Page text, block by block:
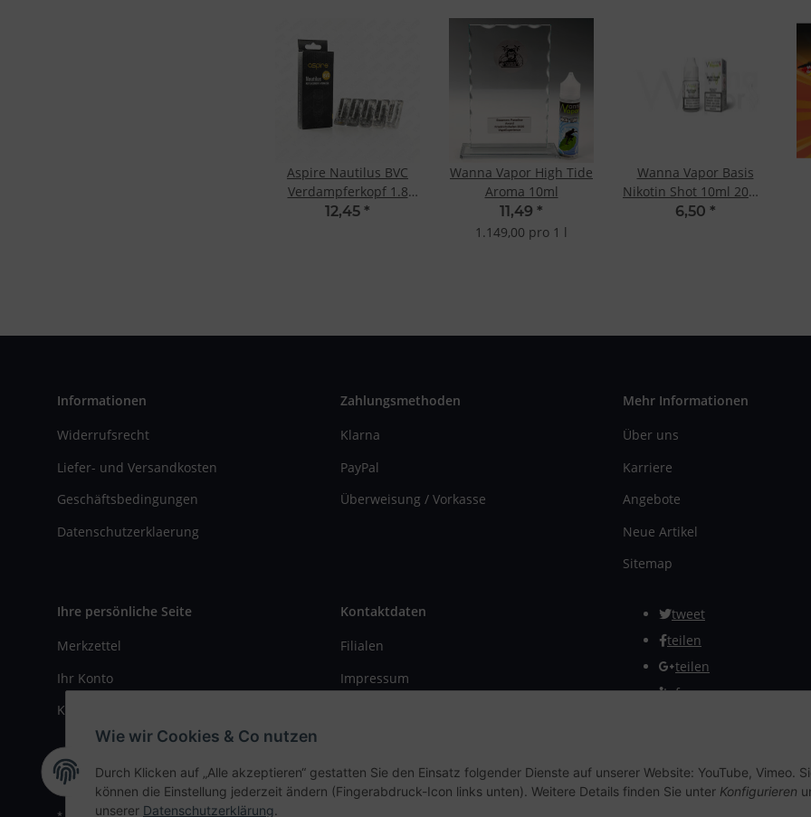
Aspire Nautilus BVC
Verdampferkopf 1.8
Ohm (5 Stk.)
12,45 *
Wanna Vapor High Tide
Aroma 10ml
11,49 *
1.149,00 pro 1 l
Wanna Vapor Basis
Nikotin Shot 10ml 20mg
- 50/50
6,50 *
Informationen
Widerrufsrecht
Liefer- und Versandkosten
Geschäftsbedingungen
Datenschutzerklaerung
Zahlungsmethoden
Klarna
PayPal
Überweisung / Vorkasse
Mehr Informationen
Über uns
Karriere
Angebote
Neue Artikel
Sitemap
Ihre persönliche Seite
Merkzettel
Ihr Konto
Kasse
Kontaktdaten
Filialen
Impressum
tweet
teilen
teilen
Info
Vertrag widerrufen
Wie wir Cookies & Co nutzen
Durch Klicken auf „Alle akzeptieren“ gestatten Sie den Einsatz folgender Dienste auf unserer Website: YouTube, Vimeo.
können die Einstellung jederzeit ändern (Fingerabdruck-Icon links unten). Weitere Details finden Sie unter Konfigurieren
unserer Datenschutzerklärung.